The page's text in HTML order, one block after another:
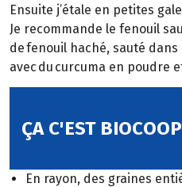
Ensuite j’étale en petites
Je recommande le fenouil
de fenouil haché, sauté
avec du curcuma en poudre
ÇA C'EST
En rayon, des graines